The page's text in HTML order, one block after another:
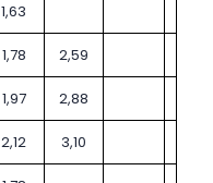
1,63
1,78 2,59
1,97 2,88
2,12 3,10